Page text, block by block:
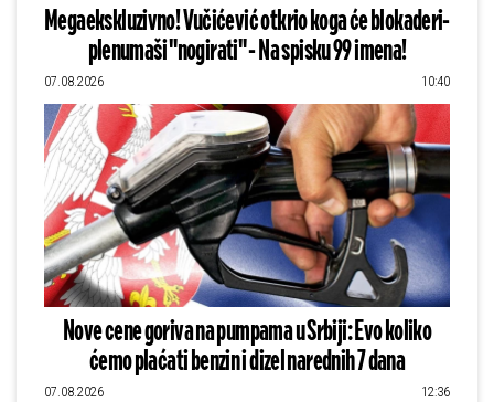
Megaekskluzivno! Vučićević otkrio koga će blokaderi-
plenumaši "nogirati" - Na spisku 99 imena!
07.08.2026 10:40
Nove cene goriva na pumpama u Srbiji: Evo koliko
ćemo plaćati benzin i dizel narednih 7 dana
07.08.2026 12:36